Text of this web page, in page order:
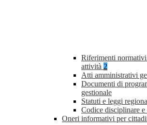
Riferimenti
attività 2
Atti amministrativi
Documenti di
gestionale
Statuti e leggi
Codice disciplinare
Oneri informativi per